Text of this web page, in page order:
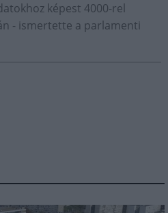
képest 4000-rel
- ismertette a parlamenti